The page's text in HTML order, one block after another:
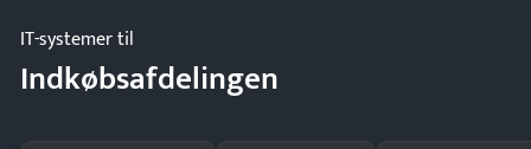
IT-systemer til
Indkøbsafdelingen